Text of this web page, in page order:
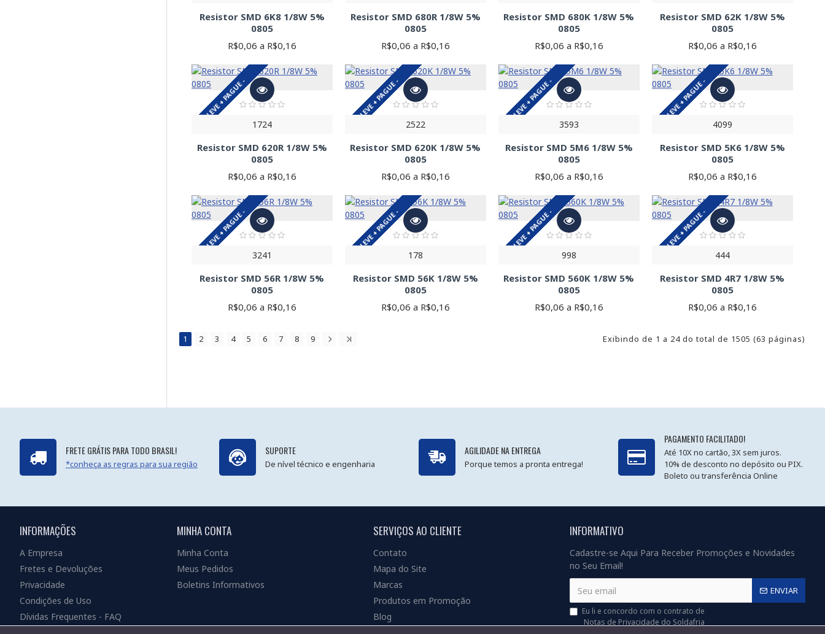
Resistor SMD 6K8 1/8W 5%
0805
R$0,06 a R$0,16
Resistor SMD 680R 1/8W 5%
0805
R$0,06 a R$0,16
Resistor SMD 680K 1/8W 5%
0805
R$0,06 a R$0,16
Resistor SMD 62K 1/8W 5%
0805
R$0,06 a R$0,16
LEVE + PAGUE -
1724
Resistor SMD 620R 1/8W 5%
0805
R$0,06 a R$0,16
LEVE + PAGUE -
2522
Resistor SMD 620K 1/8W 5%
0805
R$0,06 a R$0,16
LEVE + PAGUE -
3593
Resistor SMD 5M6 1/8W 5%
0805
R$0,06 a R$0,16
LEVE + PAGUE -
4099
Resistor SMD 5K6 1/8W 5%
0805
R$0,06 a R$0,16
LEVE + PAGUE -
3241
Resistor SMD 56R 1/8W 5%
0805
R$0,06 a R$0,16
LEVE + PAGUE -
178
Resistor SMD 56K 1/8W 5%
0805
R$0,06 a R$0,16
LEVE + PAGUE -
998
Resistor SMD 560K 1/8W 5%
0805
R$0,06 a R$0,16
LEVE + PAGUE -
444
Resistor SMD 4R7 1/8W 5%
0805
R$0,06 a R$0,16
1 2 3 4 5 6 7 8 9 Exibindo de 1 a 24 do total de 1505 (63 páginas)
FRETE GRÁTIS PARA TODO BRASIL!
*conheça as regras para sua região
SUPORTE
De nível técnico e engenharia
AGILIDADE NA ENTREGA
Porque temos a pronta entrega!
PAGAMENTO FACILITADO!
Até 10X no cartão, 3X sem juros.
10% de desconto no depósito ou PIX.
Boleto ou transferência Online
INFORMAÇÕES
A Empresa
Fretes e Devoluções
Privacidade
Condições de Uso
Dívidas Frequentes - FAQ
MINHA CONTA
Minha Conta
Meus Pedidos
Boletins Informativos
SERVIÇOS AO CLIENTE
Contato
Mapa do Site
Marcas
Produtos em Promoção
Blog
INFORMATIVO
Cadastre-se Aqui Para Receber Promoções e Novidades
no Seu Email!
ENVIAR
Eu li e concordo com o contrato de
Notas de Privacidade do Soldafria